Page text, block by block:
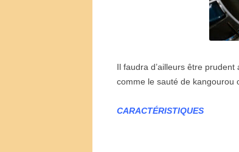
Il faudra d’ailleurs être prudent
comme le sauté de kangourou
CARACTÉRISTIQUES